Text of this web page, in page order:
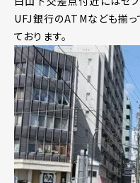
UFJ銀行のATMなども揃
ております。